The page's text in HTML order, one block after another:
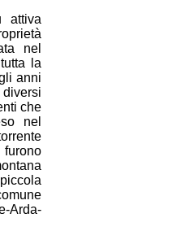
attiva
nel
la
anni
che
nel
furono
Arda-